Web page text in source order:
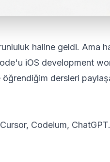
haline geldi. Ama
iOS development
öğrendiğim dersleri
Codeium,